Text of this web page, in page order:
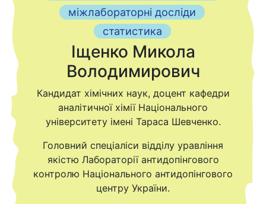
міжлабораторні досліди
статистика
Іщенко Микола
Володимирович
Кандидат хімічних наук, доцент кафедри
аналітичної хімії Національного
університету імені Тараса Шевченко.
Головний спеціаліси відділу уравління
якістю Лабораторії антидопінгового
контролю Національного антидопінгового
центру України.